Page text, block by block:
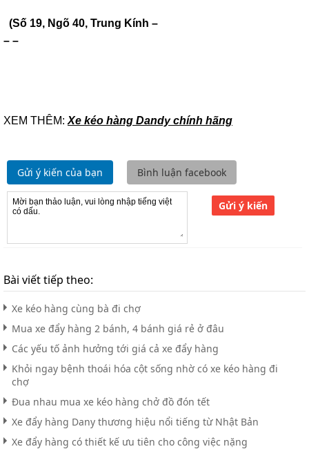
(Số 19, Ngõ 40, Trung Kính –
– –
XEM THÊM: Xe kéo hàng Dandy chính hãng
Gửi ý kiến của bạn Bình luận facebook
Gửi ý kiến
Bài viết tiếp theo:
Xe kéo hàng cùng bà đi chợ
Mua xe đẩy hàng 2 bánh, 4 bánh giá rẻ ở đâu
Các yếu tố ảnh hưởng tới giá cả xe đẩy hàng
Khỏi ngay bệnh thoái hóa cột sống nhờ có xe kéo hàng đi
chợ
Đua nhau mua xe kéo hàng chở đồ đón tết
Xe đẩy hàng Dany thương hiệu nổi tiếng từ Nhật Bản
Xe đẩy hàng có thiết kế ưu tiên cho công việc nặng